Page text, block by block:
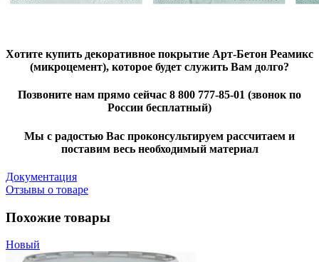
Хотите купить декоративное покрытие Арт-Бетон Реамикс
(микроцемент), которое будет служить Вам долго?
Позвоните нам прямо сейчас 8 800 777-85-01 (звонок по
России бесплатный)
Мы с радостью Вас проконсультируем рассчитаем и
поставим весь необходимый материал
Документация
Отзывы о товаре
Похожие товары
Новый